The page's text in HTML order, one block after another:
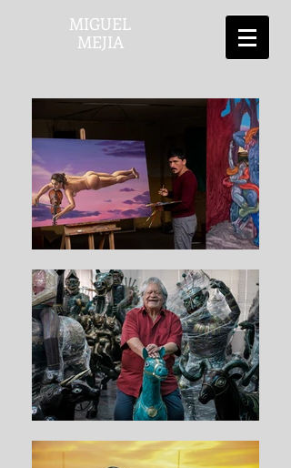
MIGUEL
MEJIA